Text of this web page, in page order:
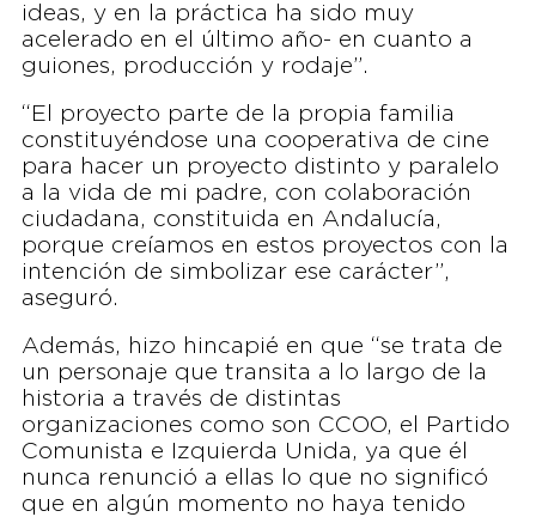
ideas, y en la práctica ha sido muy
acelerado en el último año- en cuanto a
guiones, producción y rodaje”.
“El proyecto parte de la propia familia
constituyéndose una cooperativa de cine
para hacer un proyecto distinto y paralelo
a la vida de mi padre, con colaboración
ciudadana, constituida en Andalucía,
porque creíamos en estos proyectos con la
intención de simbolizar ese carácter”,
aseguró.
Además, hizo hincapié en que “se trata de
un personaje que transita a lo largo de la
historia a través de distintas
organizaciones como son CCOO, el Partido
Comunista e Izquierda Unida, ya que él
nunca renunció a ellas lo que no significó
que en algún momento no haya tenido